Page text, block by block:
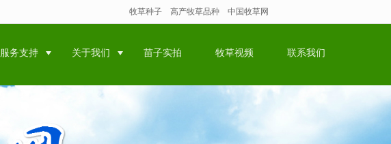
牧草种子 高产牧草品种 中国牧草网
服务支持 关于我们 苗子实拍 牧草视频 联系我们